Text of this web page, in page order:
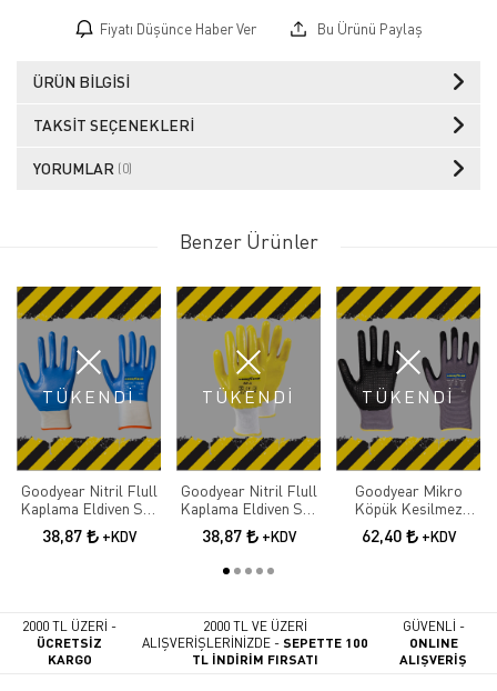
Fiyatı Düşünce Haber Ver Bu Ürünü Paylaş
ÜRÜN BILGISI
TAKSIT SEÇENEKLERI
YORUMLAR (0)
Benzer Ürünler
TÜKENDİ
Goodyear Nitril Flull
Kaplama Eldiven Sp-
3
38,87 +KDV
TÜKENDİ
Goodyear Nitril Flull
Kaplama Eldiven Sp-
3
38,87 +KDV
TÜKENDİ
Goodyear Mikro
Köpük Kesilmez
Eldiven 1716
62,40 +KDV
2000 TL ÜZERİ -
ÜCRETSİZ
KARGO
2000 TL VE ÜZERİ
ALIŞVERİŞLERİNİZDE -SEPETTE 100
TL İNDİRİM FIRSATI
GÜVENLİ -
ONLINE
ALIŞVERİŞ